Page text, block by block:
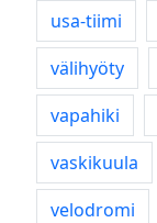
usa-tiimi
välihyöty
vapahiki
vaskikuula
velodromi